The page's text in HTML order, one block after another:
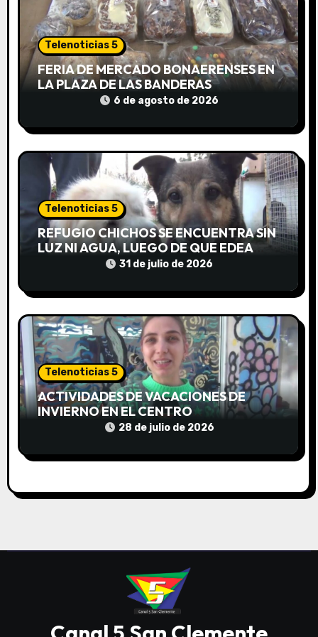
n
d
e
n
r
a
a
s
Telenoticias 5
FERIA DE MERCADO BONAERENSES EN
LA PLAZA DE LAS BANDERAS
6 de agosto de 2026
Telenoticias 5
REFUGIO CHICHOS SE ENCUENTRA SIN
LUZ NI AGUA, LUEGO DE QUE EDEA
CORTARA EL SUMINISTRO SIN AVISO
31 de julio de 2026
Telenoticias 5
ACTIVIDADES DE VACACIONES DE
INVIERNO EN EL CENTRO
COMUNITARIO EL TALA
28 de julio de 2026